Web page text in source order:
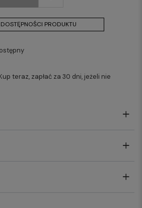
PRODUKTU
teraz, zapłać za 30 dni, jeżeli nie